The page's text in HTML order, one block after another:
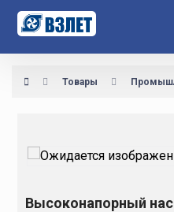
Товары
Высоконапорный